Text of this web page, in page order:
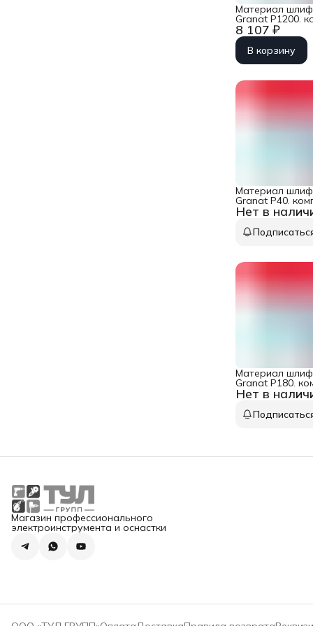
8 107 ₽
Материал
Granat P1200.
STF D125/90
В корзину
Нет в
Материал
Granat P40.
D125/9 P 40 GR
Нет в
Материал
Granat P180.
STF D125/9 P
Магазин профессионального
электроинструмента и оснастки